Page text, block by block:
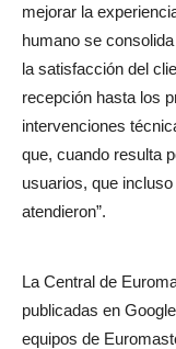
mejorar la
humano se
la satisfacción del
recepción hasta los
intervenciones
que, cuando resulta
usuarios, que
atendieron”.
La Central de
publicadas en
equipos de